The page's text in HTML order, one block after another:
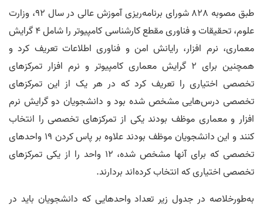
طبق مصوبه 828 شورای برنامه‌ریزی آموزش عالی در سال 92، وزارت
علوم، تحقیقات و فناوری مقطع کارشناسی کامپیوتر را شامل 4 گرایش
معماری، نرم افزار، رایانش امن و فناوری اطلاعات تعریف کرد و
همچنین برای 2 گرایش معماری کامپیوتر و نرم افزار تمرکزهای
تخصصی اختیاری را تعریف کرد که در هر یک از این تمرکزهای
تخصصی درس‌هایی مشخص شده بود و دانشجویان دو گرایش نرم
افزار و معماری موظف بودند یکی از تمرکزهای تخصصی را انتخاب
کنند و این دانشجویان موظف بودند علاوه بر پاس کردن 19 واحدهای
تخصصی که برای آنها مشخص شده، 12 واحد را از یکی تمرکزهای
تخصصی اختیاری که انتخاب کرده‌اند بردارند.
به‌طورخلاصه در جدول زیر تعداد واحدهایی که دانشجویان باید در